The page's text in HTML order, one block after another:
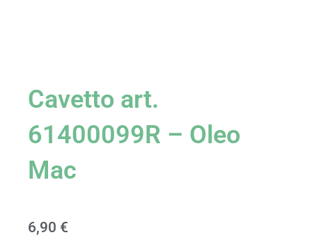
Cavetto art.
61400099R – Oleo
Mac
6,90 €